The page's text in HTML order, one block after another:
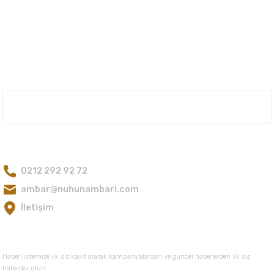
0212 292 92 72
ambar@nuhunambari.com
İletişim
Haber listemize ilk siz kayıt olarak kampanyalardan ve güncel haberlerden ilk siz
haberdar olun.